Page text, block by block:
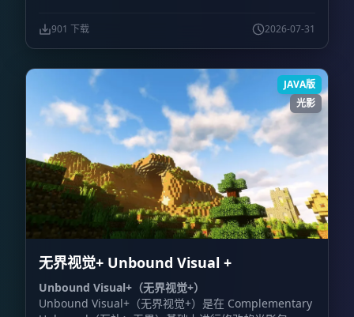
Visuals。 重新进入世界，确认新的天空、光照与雾效已
经生效。
901 下载 2026-07-31
JAVA版
光影
无界视觉+ Unbound Visual +
Unbound Visual+（无界视觉+）
Unbound Visual+（无界视觉+）是在 Complementary